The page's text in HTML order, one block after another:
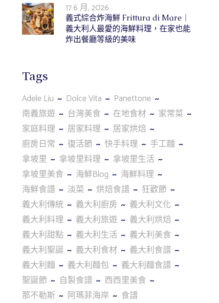
17 6 月, 2026
義式綜合炸海鮮 Frittura di Mare｜
義大利人最愛的海鮮料理，在家也能
炸出餐廳等級的美味
Tags
Adele Liu Dolce Vita
Panettone
南義旅遊
台灣美食 在地食材
家常菜
家庭料理
居家料理
居家烘焙
廚房日常
復活節 快手料理
手工麵
拿坡里
拿坡里料理
拿坡里生活
拿坡里美食
海鮮Blog
海鮮料理
海鮮食譜
淡菜 烘焙食譜
狂歡節
義大利傳統
義大利廚房
義大利文化
義大利料理
義大利旅遊
義大利烘焙
義大利甜點
義大利生活
義大利美食
義大利聖誕
義大利食材
義大利食譜
義大利麵
義大利麵包
義大利麵食譜
聖誕節
自製食譜
西西里美食
那不勒斯
阿瑪菲海岸 食譜